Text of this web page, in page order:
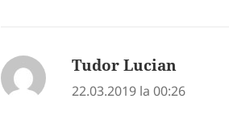
Tudor Lucian
22.03.2019 la 00:26